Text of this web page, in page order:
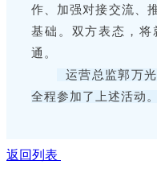
作、加强对接交流、
基础。双方表态，将
通。
运营总监郭万
全程参加了上述活动。
返回列表